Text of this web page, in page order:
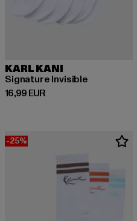
KARL KANI
Signature Invisible
16,99 EUR
Derzeitiger Preis: 16,99 EUR
-25%